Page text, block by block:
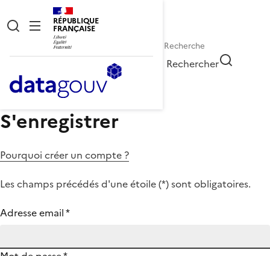
RÉPUBLIQUE
FRANÇAISE
Rechercher
S'enregistrer
Pourquoi créer un compte ?
Les champs précédés d'une étoile (*) sont obligatoires.
Adresse email*